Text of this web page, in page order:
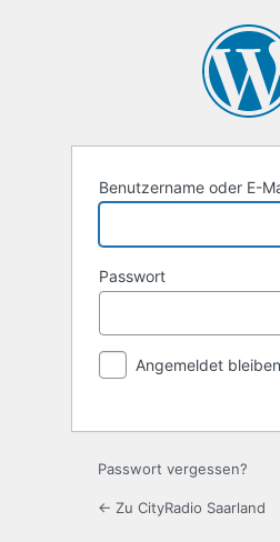
Benutzername oder E-
Passwort
Angemeldet bleiben
Passwort vergessen?
← Zu CityRadio Saarland